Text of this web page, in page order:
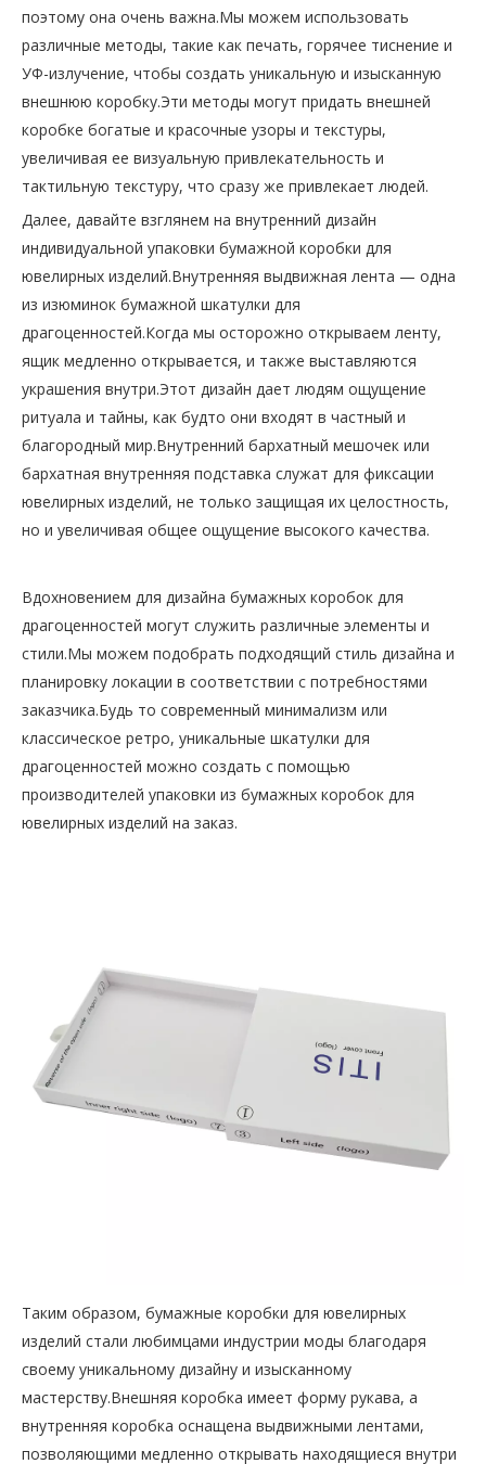
поэтому она очень важна.Мы можем использовать
различные методы, такие как печать, горячее тиснение и
УФ-излучение, чтобы создать уникальную и изысканную
внешнюю коробку.Эти методы могут придать внешней
коробке богатые и красочные узоры и текстуры,
увеличивая ее визуальную привлекательность и
тактильную текстуру, что сразу же привлекает людей.
Далее, давайте взглянем на внутренний дизайн
индивидуальной упаковки бумажной коробки для
ювелирных изделий.Внутренняя выдвижная лента — одна
из изюминок бумажной шкатулки для
драгоценностей.Когда мы осторожно открываем ленту,
ящик медленно открывается, и также выставляются
украшения внутри.Этот дизайн дает людям ощущение
ритуала и тайны, как будто они входят в частный и
благородный мир.Внутренний бархатный мешочек или
бархатная внутренняя подставка служат для фиксации
ювелирных изделий, не только защищая их целостность,
но и увеличивая общее ощущение высокого качества.
Вдохновением для дизайна бумажных коробок для
драгоценностей могут служить различные элементы и
стили.Мы можем подобрать подходящий стиль дизайна и
планировку локации в соответствии с потребностями
заказчика.Будь то современный минимализм или
классическое ретро, ​​уникальные шкатулки для
драгоценностей можно создать с помощью
производителей упаковки из бумажных коробок для
ювелирных изделий на заказ.
Таким образом, бумажные коробки для ювелирных
изделий стали любимцами индустрии моды благодаря
своему уникальному дизайну и изысканному
мастерству.Внешняя коробка имеет форму рукава, а
внутренняя коробка оснащена выдвижными лентами,
позволяющими медленно открывать находящиеся внутри